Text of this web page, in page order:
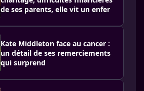
de ses parents, elle vit un enfer
Kate Middleton face au cancer :
un détail de ses remerciements
qui surprend